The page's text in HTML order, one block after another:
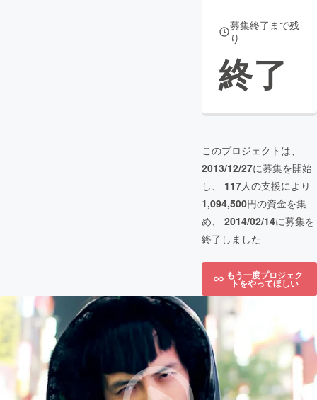
募集終了まで残
り
終了
このプロジェクトは、
2013/12/27に募集を開始
し、 117人の支援により
1,094,500円の資金を集
め、 2014/02/14に募集を
終了しました
もう一度プロジェク
トをやってほしい